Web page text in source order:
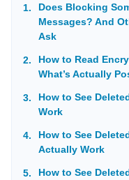
Does Blocking
Messages? And
Ask
How to Read
What’s Actually
How to See
Work
How to See
Actually Work
How to See